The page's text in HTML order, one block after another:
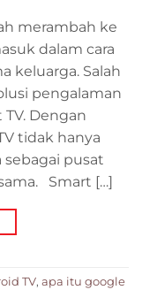
merambah ke
dalam cara
keluarga. Salah
pengalaman
Dengan
tidak hanya
pusat
Smart […]
TV, apa itu google